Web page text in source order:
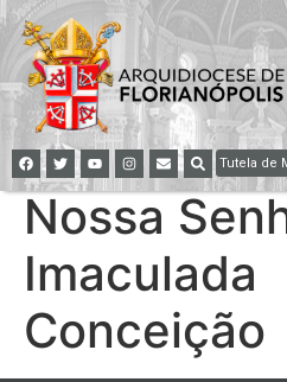
Tutela de
Nossa
Imaculada
Conceição